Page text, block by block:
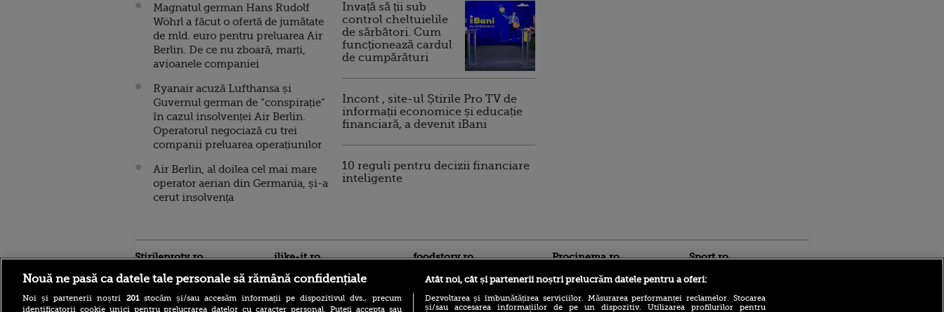
Magnatul german Hans Rudolf
Wöhrl a făcut o ofertă de jumătate
de mld. euro pentru preluarea Air
Berlin. De ce nu zboară, marți,
avioanele companiei
Ryanair acuză Lufthansa și
Guvernul german de “conspirație”
în cazul insolvenței Air Berlin.
Operatorul negociază cu trei
companii preluarea operațiunilor
Air Berlin, al doilea cel mai mare
operator aerian din Germania, și-a
cerut insolvența
Invață să ții sub
control cheltuielile
de sărbători. Cum
funcționează cardul
de cumpărături
Incont , site-ul Știrile Pro TV de
informații economice și educație
financiară, a devenit iBani
10 reguli pentru decizii financiare
inteligente
Stirileprotv.ro ilike-it.ro foodstory.ro Procinema.ro Sport.ro
Nouă ne pasă ca datele tale personale să rămână confidențiale
Noi și partenerii noștri 201stocăm și/sau accesăm informații pe dispozitivul dvs., precum
identificatorii cookie unici pentru prelucrarea datelor cu caracter personal. Puteți accepta sau
Atât noi, cât și partenerii noștri prelucrăm datele pentru a oferi:
Dezvoltarea și îmbunătățirea serviciilor. Măsurarea performanței reclamelor. Stocarea
și/sau accesarea informațiilor de pe un dispozitiv. Utilizarea profilurilor pentru